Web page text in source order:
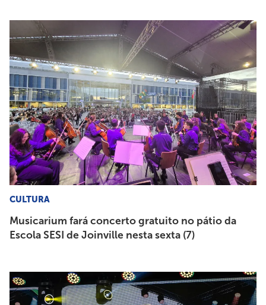
CULTURA
Musicarium fará concerto gratuito no pátio da
Escola SESI de Joinville nesta sexta (7)